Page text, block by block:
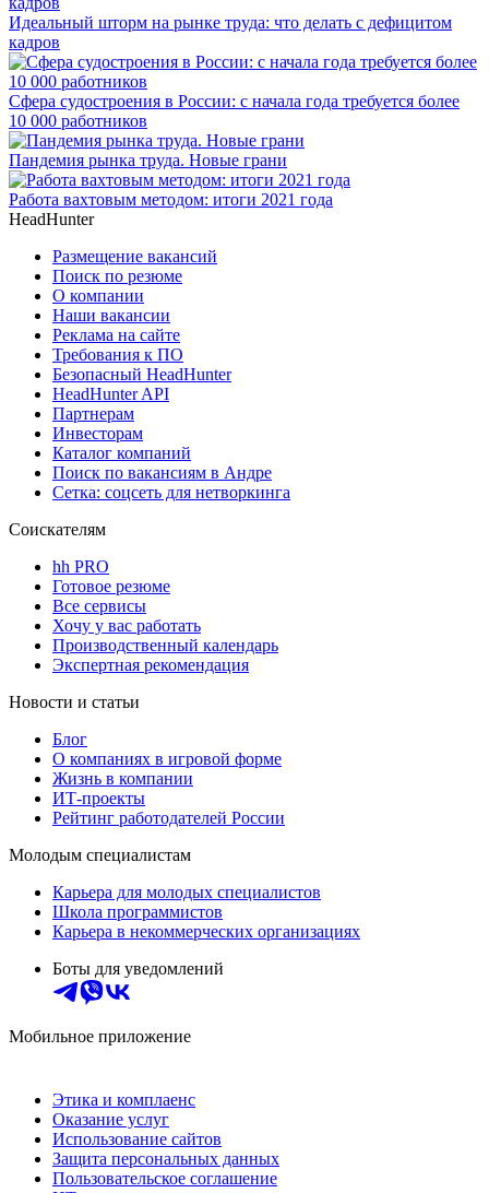
Идеальный шторм на рынке труда: что делать с дефицитом
кадров
Сфера судостроения в России: с начала года требуется более
10 000 работников
Пандемия рынка труда. Новые грани
Работа вахтовым методом: итоги 2021 года
HeadHunter
Размещение вакансий
Поиск по резюме
О компании
Наши вакансии
Реклама на сайте
Требования к ПО
Безопасный HeadHunter
HeadHunter API
Партнерам
Инвесторам
Каталог компаний
Поиск по вакансиям в Андре
Сетка: соцсеть для нетворкинга
Соискателям
hh PRO
Готовое резюме
Все сервисы
Хочу у вас работать
Производственный календарь
Экспертная рекомендация
Новости и статьи
Блог
О компаниях в игровой форме
Жизнь в компании
ИТ-проекты
Рейтинг работодателей России
Молодым специалистам
Карьера для молодых специалистов
Школа программистов
Карьера в некоммерческих организациях
Боты для уведомлений
Мобильное приложение
Этика и комплаенс
Оказание услуг
Использование сайтов
Защита персональных данных
Пользовательское соглашение